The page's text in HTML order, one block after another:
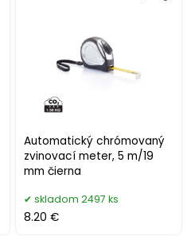
Automatický chrómovaný
zvinovací meter, 5 m/19
mm čierna
skladom 2497 ks
8.20 €